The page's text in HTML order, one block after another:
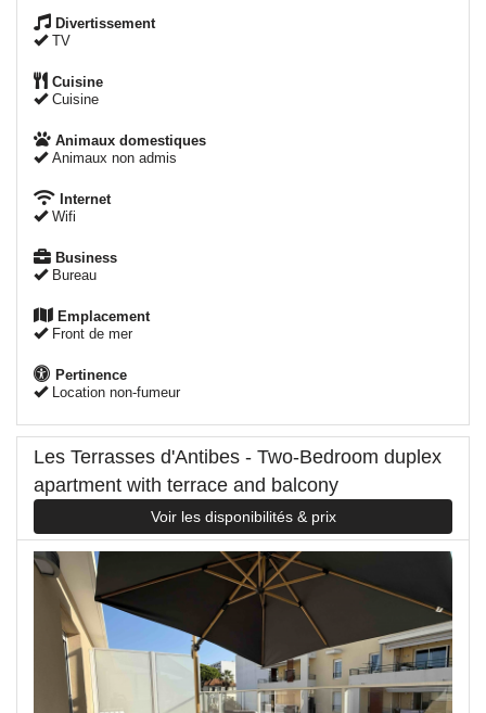
Divertissement
TV
Cuisine
Cuisine
Animaux domestiques
Animaux non admis
Internet
Wifi
Business
Bureau
Emplacement
Front de mer
Pertinence
Location non-fumeur
Les Terrasses d'Antibes - Two-Bedroom duplex
apartment with terrace and balcony
Voir les disponibilités & prix